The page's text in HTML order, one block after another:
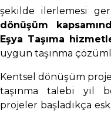
şekilde ilerlemesi
dönüşüm
Eşya Taşıma
uygun taşınma
Kentsel dönüşüm
taşınma talebi yıl
projeler başladıkça